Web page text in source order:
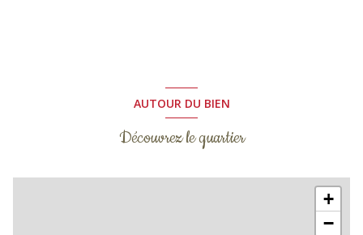
AUTOUR DU BIEN
Découvrez le quartier
+
−